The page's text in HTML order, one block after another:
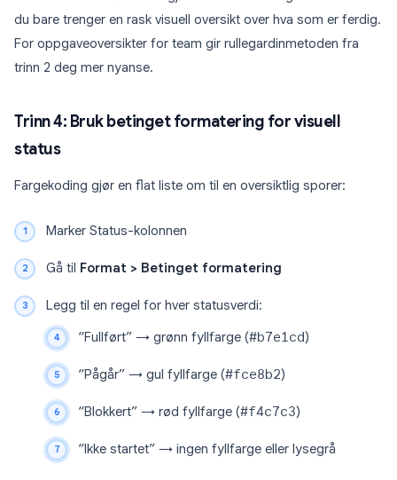
du bare trenger en rask visuell oversikt over hva som er ferdig.
For oppgaveoversikter for team gir rullegardinmetoden fra
trinn 2 deg mer nyanse.
Trinn 4: Bruk betinget formatering for visuell
status
Fargekoding gjør en flat liste om til en oversiktlig sporer:
Marker Status-kolonnen
Gå til Format > Betinget formatering
Legg til en regel for hver statusverdi:
“Fullført” → grønn fyllfarge (#b7e1cd)
“Pågår” → gul fyllfarge (#fce8b2)
“Blokkert” → rød fyllfarge (#f4c7c3)
“Ikke startet” → ingen fyllfarge eller lysegrå